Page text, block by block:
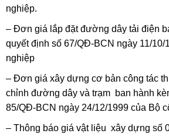
nghiệp.
– Đơn giá lắp đặt đường dây tải điện
quyết định số 67/QĐ-BCN ngày 11/10/
nghiệp
– Đơn giá xây dựng cơ bản công tác
chỉnh đường dây và trạm ban hành
85/QĐ-BCN ngày 24/12/1999 của Bộ
– Thông báo giá vật liệu xây dựng số